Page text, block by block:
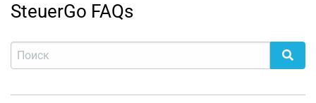
SteuerGo FAQs